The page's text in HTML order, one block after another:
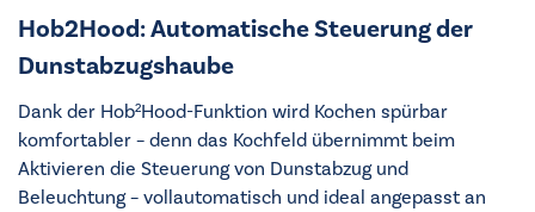
Hob2Hood: Automatische Steuerung der
Dunstabzugshaube
Dank der Hob²Hood-Funktion wird Kochen spürbar
komfortabler – denn das Kochfeld übernimmt beim
Aktivieren die Steuerung von Dunstabzug und
Beleuchtung – vollautomatisch und ideal angepasst an